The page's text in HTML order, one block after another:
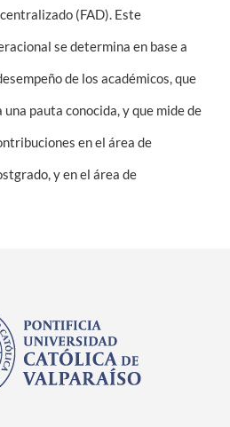
(FAD). Este
se determina en base a
de los académicos, que
una pauta conocida, y que mide de
en el área de
y en el área de